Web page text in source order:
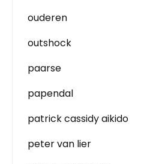
ouderen
outshock
paarse
papendal
patrick cassidy aikido
peter van lier